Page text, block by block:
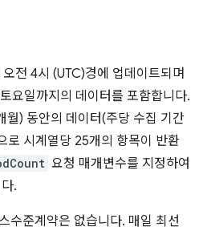
전 4시 (UTC)경에 업데이트되며
요일까지의 데이터를 포함합니다.
월) 동안의 데이터(주당 수집 기간
로 시계열당 25개의 항목이 반환
요청 매개변수를 지정하여
.
수준계약은 없습니다. 매일 최선